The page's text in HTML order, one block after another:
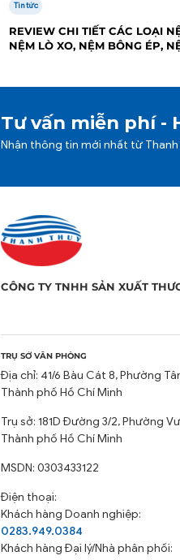
Tin tức
REVIEW CHI TIẾT CÁC LOẠI
NỆM LÒ XO, NỆM BÔNG ÉP,
Tư vấn miễn phí -
Nhận thông tin mới nhất từ Thanh
CÔNG TY TNHH SẢN XUẤT
TRỤ SỞ VĂN PHÒNG
Địa chỉ: 41/6 Bàu Cát 8, Phường
Thành phố Hồ Chí Minh
Trụ sở: 181D Đường 3/2, Phường
Thành phố Hồ Chí Minh
MSDN: 0303433122
Điện thoại:
Khách hàng Doanh nghiệp:
0283.949.0384
Khách hàngĐại lý/Nhà phân phối: